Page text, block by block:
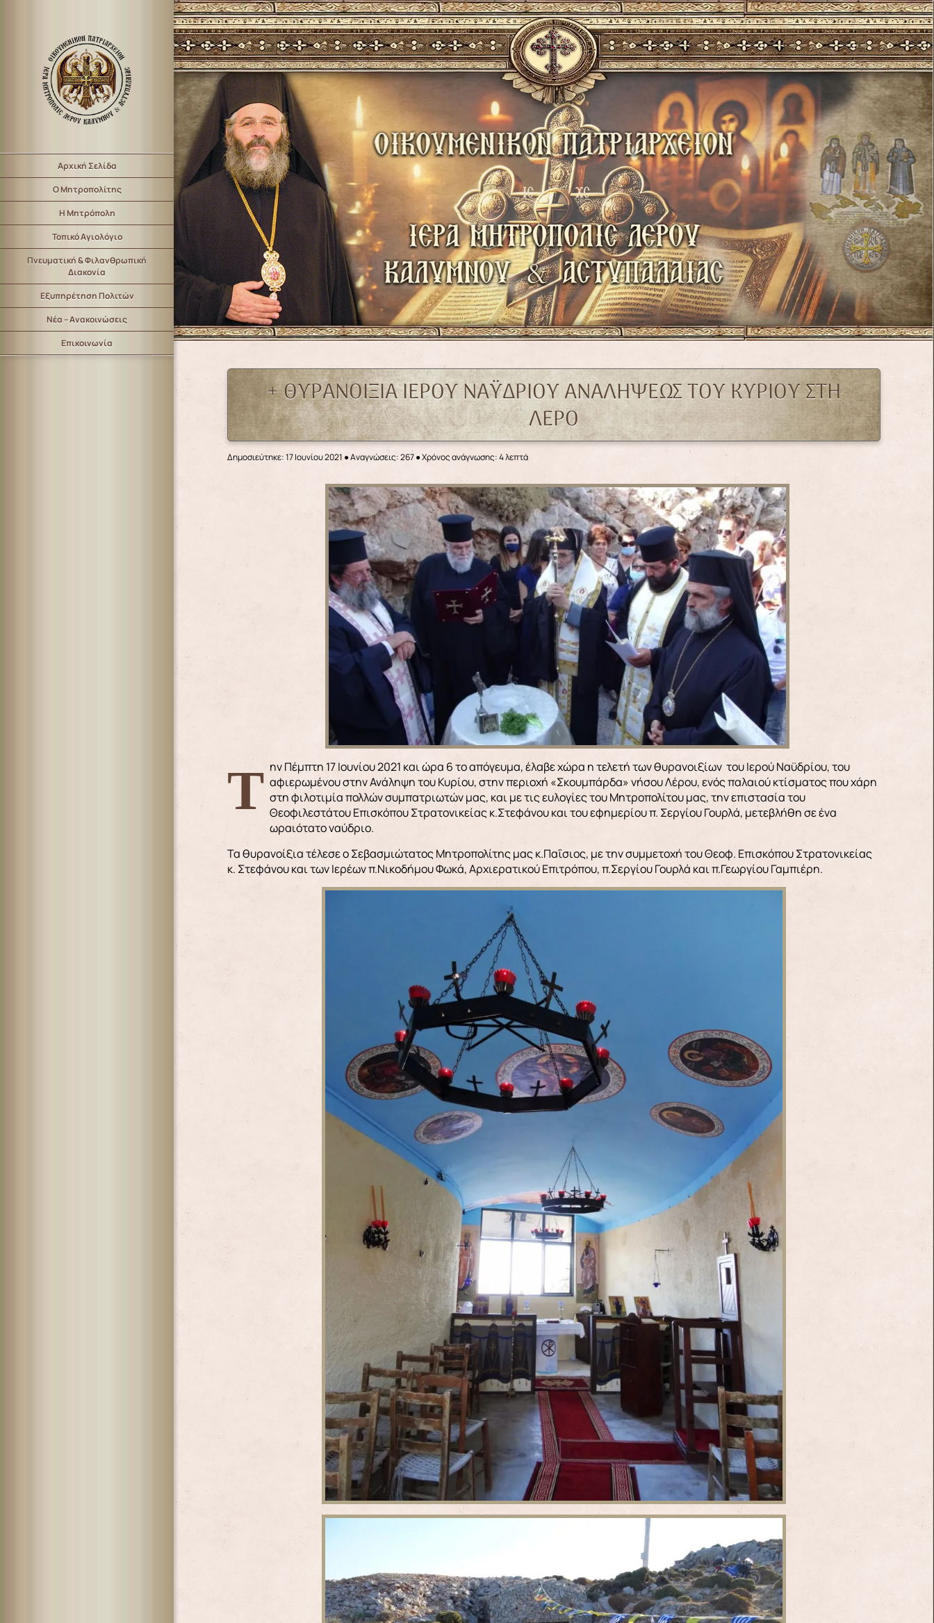
Αρχική Σελίδα
Ο Μητροπολίτης
Η Μητρόπολη
Τοπικό Αγιολόγιο
Πνευματική & Φιλανθρωπική
Διακονία
Εξυπηρέτηση Πολιτών
Νέα – Ανακοινώσεις
Επικοινωνία
+ ΘΥΡΑΝΟΙΞΙΑ ΙΕΡΟΥ ΝΑΫΔΡΙΟΥ ΑΝΑΛΗΨΕΩΣ ΤΟΥ ΚΥΡΙΟΥ ΣΤΗ
ΛΕΡΟ
Δημοσιεύτηκε: 17 Ιουνίου 2021 ●Αναγνώσεις: 267● Χρόνος ανάγνωσης: 4 λεπτά
Την Πέμπτη 17 Ιουνίου 2021 και ώρα 6 το απόγευμα, έλαβε χώρα η τελετή των θυρανοιξίων του Ιερού Ναϋδρίου, του αφιερωμένου στην Ανάληψη του Κυρίου, στην περιοχή «Σκουμπάρδα» νήσου Λέρου, ενός παλαιού κτίσματος που χάρη
στη φιλοτιμία πολλών συμπατριωτών μας, και με τις ευλογίες του Μητροπολίτου μας, την επιστασία του
Θεοφιλεστάτου Επισκόπου Στρατονικείας κ.Στεφάνου και του εφημερίου π. Σεργίου Γουρλά, μετεβλήθη σε ένα
ωραιότατο ναύδριο.
Τα θυρανοίξια τέλεσε ο Σεβασμιώτατος Μητροπολίτης μας κ.Παΐσιος, με την συμμετοχή του Θεοφ. Επισκόπου Στρατονικείας
κ. Στεφάνου και των Ιερέων π.Νικοδήμου Φωκά, Αρχιερατικού Επιτρόπου, π.Σεργίου Γουρλά και π.Γεωργίου Γαμπιέρη.